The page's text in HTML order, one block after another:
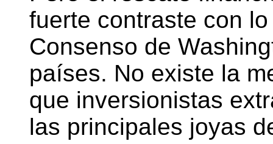
fuerte contraste con
Consenso de
países. No existe la
que inversionistas
las principales joyas